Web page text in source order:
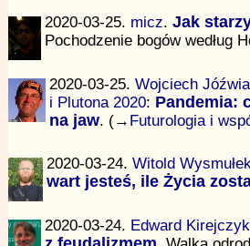
2020-03-25. micz. Jak
Pochodzenie bogów według
2020-03-25. Wojciech
i Plutona 2020: Pandemia:
na jaw. (→ Futurologia i
2020-03-24. Witold
wart jesteś, ile Życia
2020-03-24. Edward Kirejczyk